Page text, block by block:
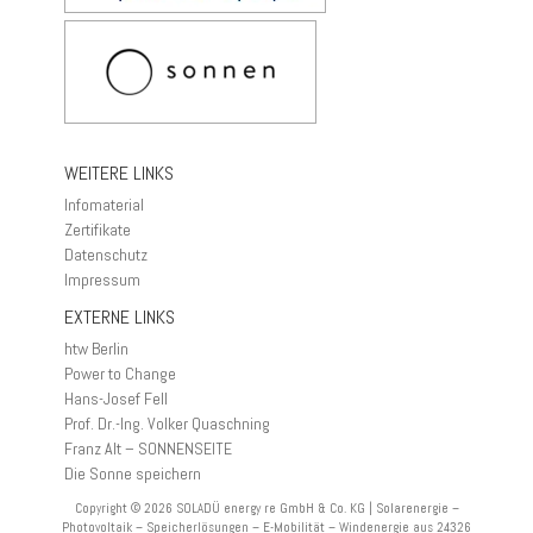
WEITERE LINKS
Infomaterial
Zertifikate
Datenschutz
Impressum
EXTERNE LINKS
htw Berlin
Power to Change
Hans-Josef Fell
Prof. Dr.-Ing. Volker Quaschning
Franz Alt – SONNENSEITE
Die Sonne speichern
Copyright © 2026 SOLADÜ energy re GmbH & Co. KG | Solarenergie –
Photovoltaik – Speicherlösungen – E-Mobilität – Windenergie aus 24326